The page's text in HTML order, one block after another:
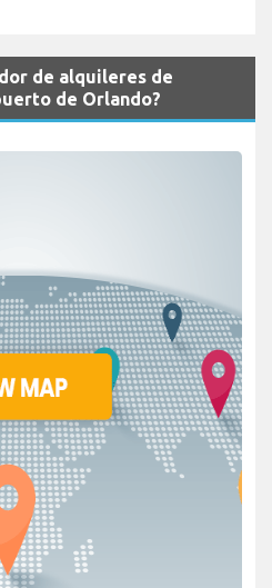
de alquileres de
de Orlando?